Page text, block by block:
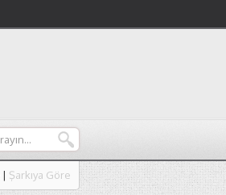
| Şarkıya Göre